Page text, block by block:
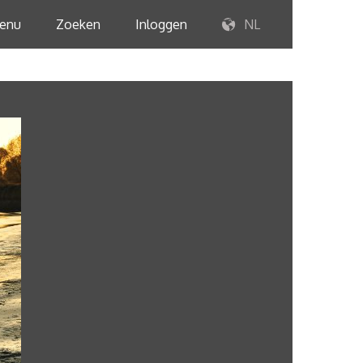
Zoeken Inloggen NL